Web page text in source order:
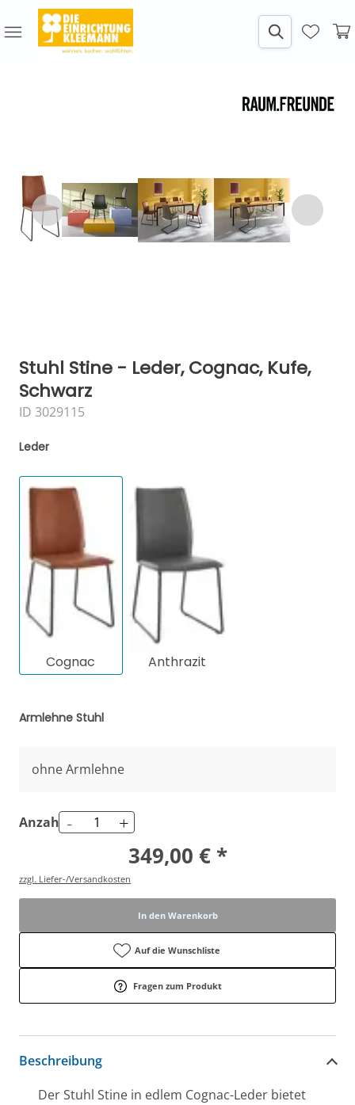
Stuhl Stine - Leder, Cognac, Kufe,
Schwarz
ID 3029115
Leder
Cognac Anthrazit
Armlehne Stuhl
ohne Armlehne
Anzahl - +
349,00 € *
zzgl. Liefer-/Versandkosten
In den Warenkorb
Auf die Wunschliste
Fragen zum Produkt
Beschreibung
Der Stuhl Stine in edlem Cognac-Leder bietet